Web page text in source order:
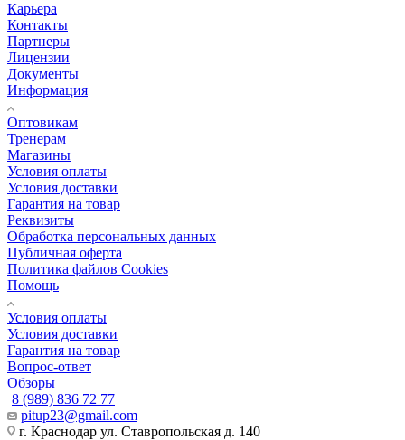
Карьера
Контакты
Партнеры
Лицензии
Документы
Информация
Оптовикам
Тренерам
Магазины
Условия оплаты
Условия доставки
Гарантия на товар
Реквизиты
Обработка персональных данных
Публичная оферта
Политика файлов Cookies
Помощь
Условия оплаты
Условия доставки
Гарантия на товар
Вопрос-ответ
Обзоры
8 (989) 836 72 77
pitup23@gmail.com
г. Краснодар ул. Ставропольская д. 140